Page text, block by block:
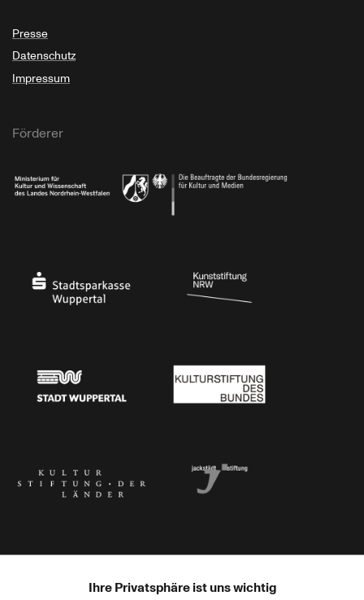
Presse
Datenschutz
Impressum
Förderer
Ihre Privatsphäre ist uns wichtig